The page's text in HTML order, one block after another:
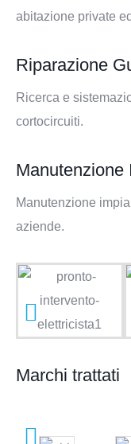
abitazione private
Riparazione
Ricerca e
cortocircuiti.
Manutenzione
Manutenzione
aziende.
Marchi trattati